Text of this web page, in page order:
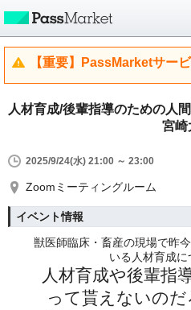
【重要】PassMarketサー
人材育成/後輩指導のた
宮崎大学 谷
2025/9/24(水) 21:00 ～ 23:00
Zoomミーティングルーム
イベント情報
獣医師臨床・畜産の現場で昨今
いる人材育成に
人材育成や後輩指導
って貰えないの